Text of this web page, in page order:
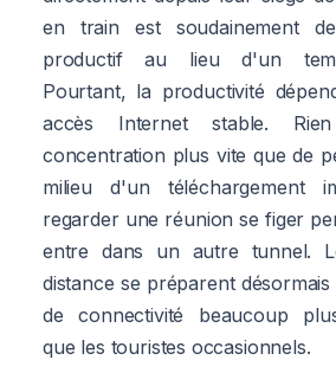
en train est soudainement
productif au lieu d'un
Pourtant, la productivité
accès Internet stable.
concentration plus vite que de
milieu d'un téléchargement
regarder une réunion se figer
entre dans un autre tunnel.
distance se préparent
de connectivité beaucoup
que les touristes occasionnels.